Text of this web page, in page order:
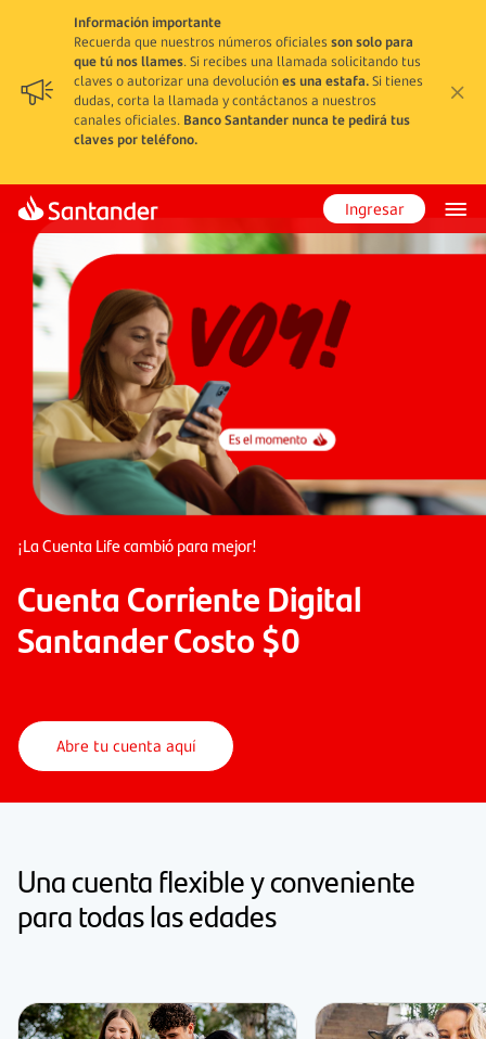
Información importante
Recuerda que nuestros números oficiales son solo para
que tú nos llames. Si recibes una llamada solicitando tus
claves o autorizar una devoluciónes una estafa.Si tienes
dudas, corta la llamada y contáctanos a nuestros
canales oficiales. Banco Santander nunca te pedirá tus
claves por teléfono.
Ingresar
¡La Cuenta Life cambió para mejor!
Cuenta Corriente Digital
Santander Costo $0
Abre tu cuenta aquí
Una cuenta flexible y conveniente
para todas las edades